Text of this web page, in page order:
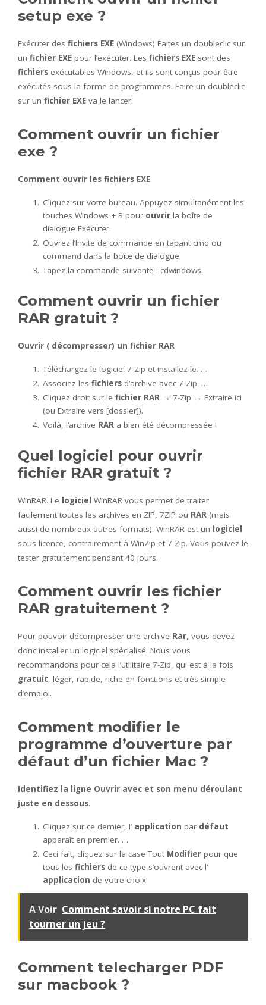
setup exe ?
Exécuter des fichiers EXE (Windows) Faites un doubleclic sur
un fichier EXE pour l’exécuter. Les fichiers EXE sont des
fichiers exécutables Windows, et ils sont conçus pour être
exécutés sous la forme de programmes. Faire un doubleclic
sur un fichier EXE va le lancer.
Comment ouvrir un fichier
exe ?
Comment ouvrir les fichiers EXE
Cliquez sur votre bureau. Appuyez simultanément les
touches Windows + R pour ouvrir la boîte de
dialogue Exécuter.
Ouvrez l’Invite de commande en tapant cmd ou
command dans la boîte de dialogue.
Tapez la commande suivante : cdwindows.
Comment ouvrir un fichier
RAR gratuit ?
Ouvrir ( décompresser) un fichier RAR
Téléchargez le logiciel 7-Zip et installez-le. …
Associez les fichiers d’archive avec 7-Zip. …
Cliquez droit sur le fichier RAR → 7-Zip → Extraire ici
(ou Extraire vers [dossier]).
Voilà, l’archive RAR a bien été décompressée !
Quel logiciel pour ouvrir
fichier RAR gratuit ?
WinRAR. Le logiciel WinRAR vous permet de traiter
facilement toutes les archives en ZIP, 7ZIP ou RAR (mais
aussi de nombreux autres formats). WinRAR est un logiciel
sous licence, contrairement à WinZip et 7-Zip. Vous pouvez le
tester gratuitement pendant 40 jours.
Comment ouvrir les fichier
RAR gratuitement ?
Pour pouvoir décompresser une archive Rar, vous devez
donc installer un logiciel spécialisé. Nous vous
recommandons pour cela l’utilitaire 7-Zip, qui est à la fois
gratuit, léger, rapide, riche en fonctions et très simple
d’emploi.
Comment modifier le
programme d’ouverture par
défaut d’un fichier Mac ?
Identifiez la ligne Ouvrir avec et son menu déroulant
juste en dessous.
Cliquez sur ce dernier, l’ application par défaut
apparaît en premier. …
Ceci fait, cliquez sur la case Tout Modifier pour que
tous les fichiers de ce type s’ouvrent avec l’
application de votre choix.
A Voir Comment savoir si notre PC fait
tourner un jeu ?
Comment telecharger PDF
sur macbook ?